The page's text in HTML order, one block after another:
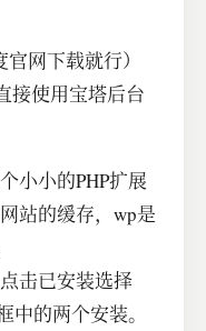
网下载就行）
接使用宝塔后台
小小的PHP扩展
站的缓存，wp是
击已安装选择
中的两个安装。